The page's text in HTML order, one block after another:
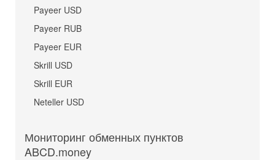
Payeer USD
Payeer RUB
Payeer EUR
Skrill USD
Skrill EUR
Neteller USD
Мониторинг обменных пунктов
ABCD.money